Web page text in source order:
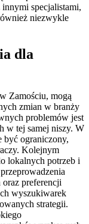
specjalistami,
niezwykle
dla
Zamościu, mogą
zmian w branży
problemów jest
w tej samej niszy. W
być ograniczony,
Kolejnym
lokalnych potrzeb i
preferencji
wyszukiwarek
strategii.